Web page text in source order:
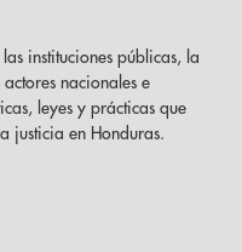
instituciones públicas, la
nacionales e
leyes y prácticas que
justicia en Honduras.